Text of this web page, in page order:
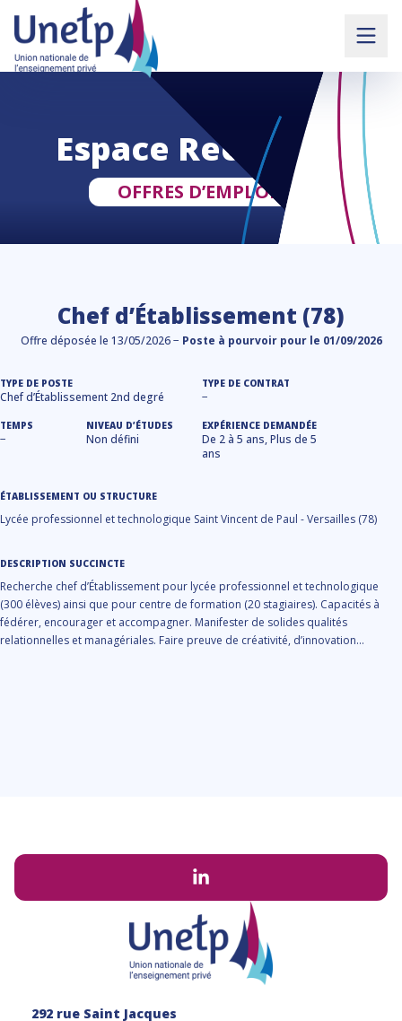
Espace Recruteur
OFFRES D’EMPLOIS
Chef d’Établissement (78)
Offre déposée le 13/05/2026 − Poste à pourvoir pour le 01/09/2026
TYPE DE POSTE
Chef d’Établissement 2nd degré
TYPE DE CONTRAT
−
TEMPS
−
NIVEAU D’ÉTUDES
Non défini
EXPÉRIENCE DEMANDÉE
De 2 à 5 ans, Plus de 5
ans
ÉTABLISSEMENT OU STRUCTURE
Lycée professionnel et technologique Saint Vincent de Paul - Versailles (78)
DESCRIPTION SUCCINCTE
Recherche chef d’Établissement pour lycée professionnel et technologique
(300 élèves) ainsi que pour centre de formation (20 stagiaires). Capacités à
fédérer, encourager et accompagner. Manifester de solides qualités
relationnelles et managériales. Faire preuve de créativité, d’innovation...
292 rue Saint Jacques